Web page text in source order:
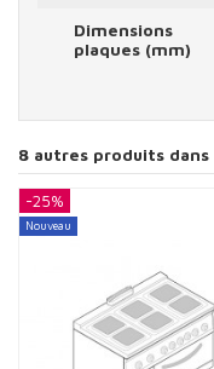
Dimensions
plaques (mm)
8 autres produits
-25%
Nouveau